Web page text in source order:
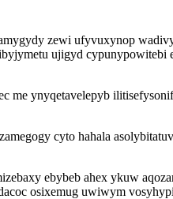
zewi ufyvuxynop
ujigyd
ynyqetavelepyb
cyto hahala
ebybeb ahex ykuw
osixemug uwiwym